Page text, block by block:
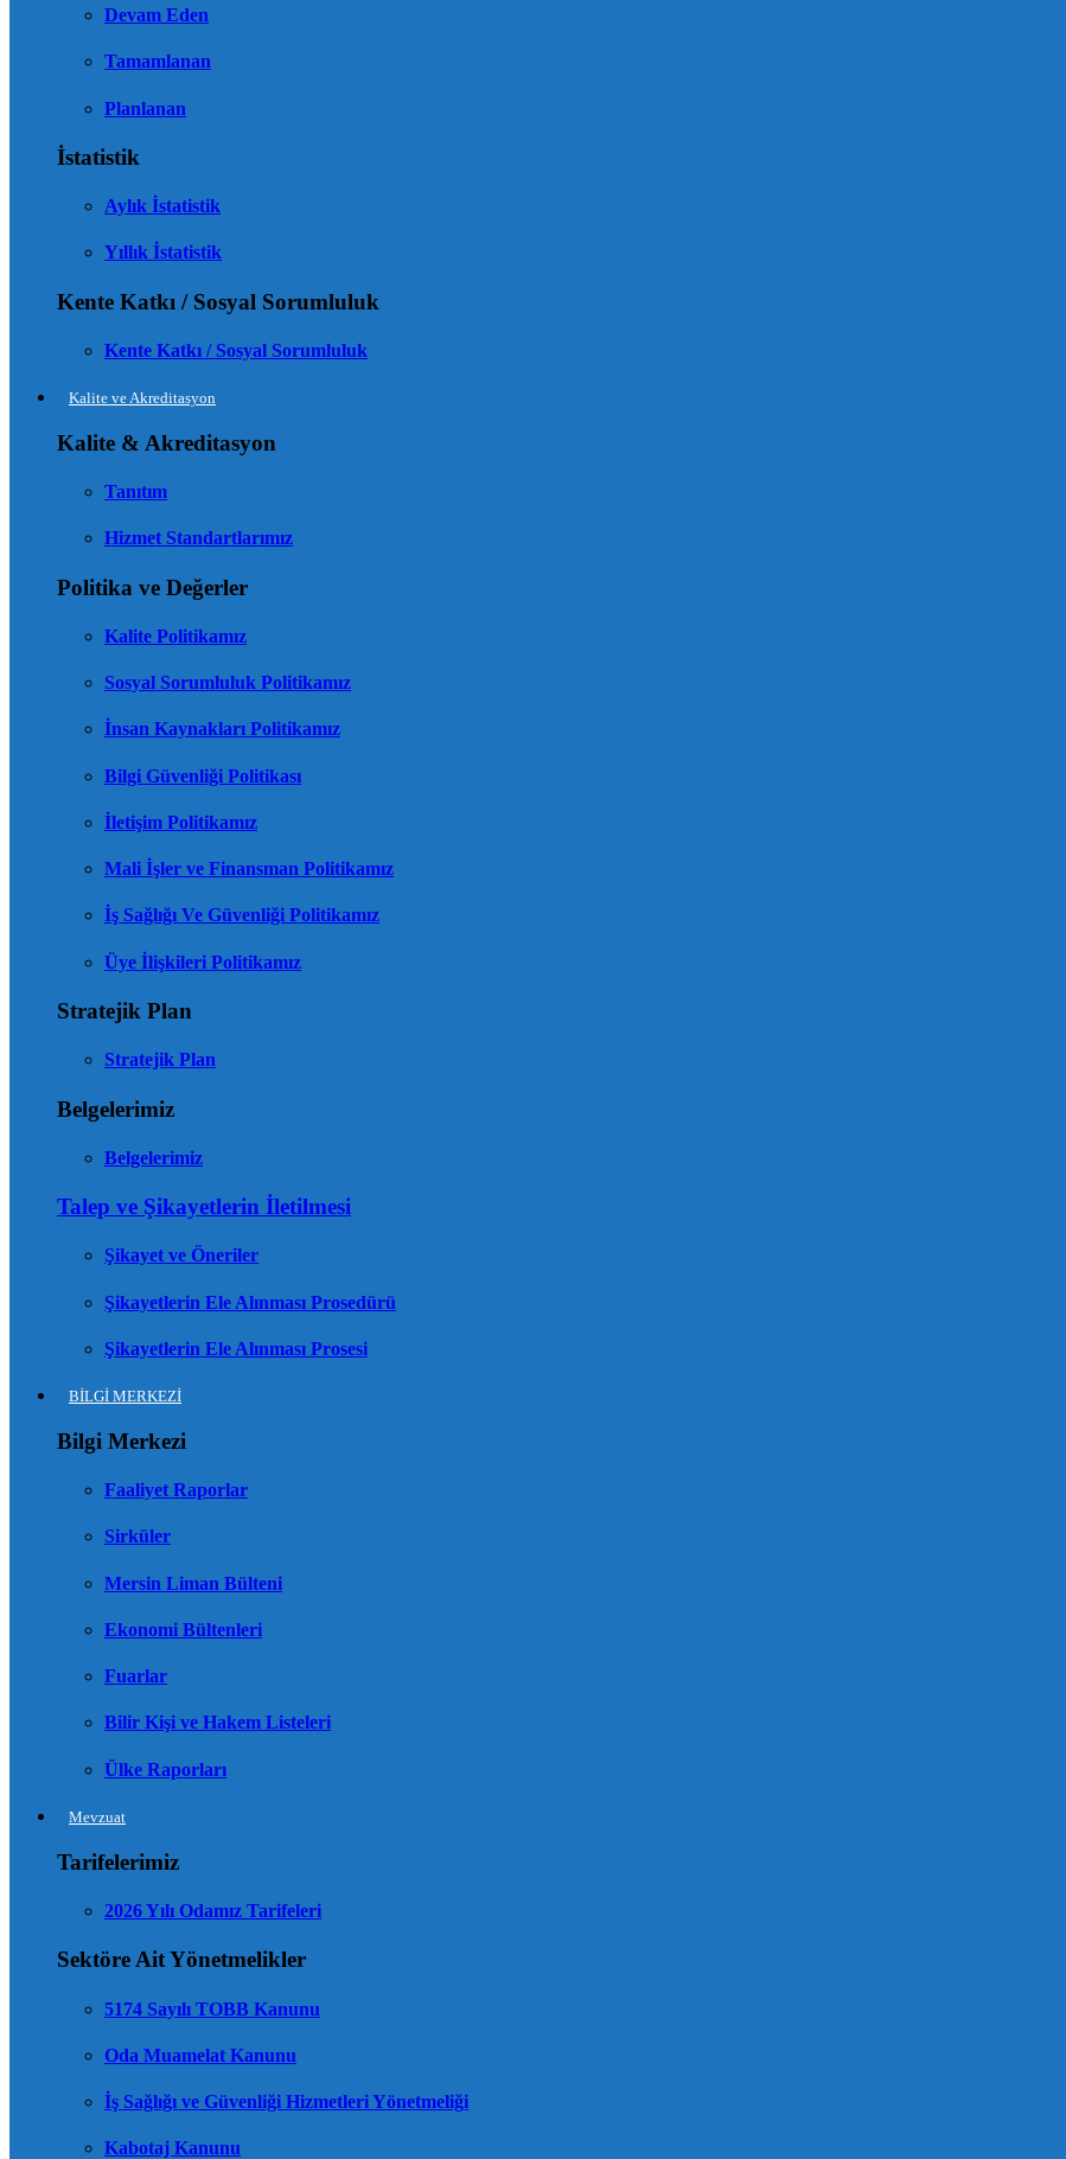
Devam Eden
Tamamlanan
Planlanan
İstatistik
Aylık İstatistik
Yıllık İstatistik
Kente Katkı / Sosyal Sorumluluk
Kente Katkı / Sosyal Sorumluluk
Kalite ve Akreditasyon
Kalite & Akreditasyon
Tanıtım
Hizmet Standartlarımız
Politika ve Değerler
Kalite Politikamız
Sosyal Sorumluluk Politikamız
İnsan Kaynakları Politikamız
Bilgi Güvenliği Politikası
İletişim Politikamız
Mali İşler ve Finansman Politikamız
İş Sağlığı Ve Güvenliği Politikamız
Üye İlişkileri Politikamız
Stratejik Plan
Stratejik Plan
Belgelerimiz
Belgelerimiz
Talep ve Şikayetlerin İletilmesi
Şikayet ve Öneriler
Şikayetlerin Ele Alınması Prosedürü
Şikayetlerin Ele Alınması Prosesi
BİLGİ MERKEZİ
Bilgi Merkezi
Faaliyet Raporlar
Sirküler
Mersin Liman Bülteni
Ekonomi Bültenleri
Fuarlar
Bilir Kişi ve Hakem Listeleri
Ülke Raporları
Mevzuat
Tarifelerimiz
2026 Yılı Odamız Tarifeleri
Sektöre Ait Yönetmelikler
5174 Sayılı TOBB Kanunu
Oda Muamelat Kanunu
İş Sağlığı ve Güvenliği Hizmetleri Yönetmeliği
Kabotaj Kanunu